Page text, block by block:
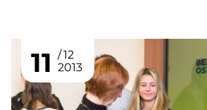
11
12
2013